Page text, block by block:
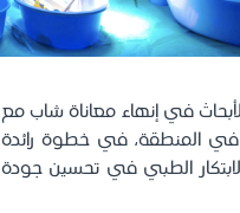
في إنهاء معاناة شاب مع
في المنطقة، في خطوة رائدة
الطبي في تحسين جودة